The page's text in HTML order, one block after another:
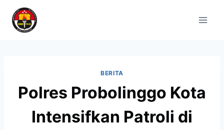
BERITA
Polres Probolinggo Kota
Intensifkan Patroli di